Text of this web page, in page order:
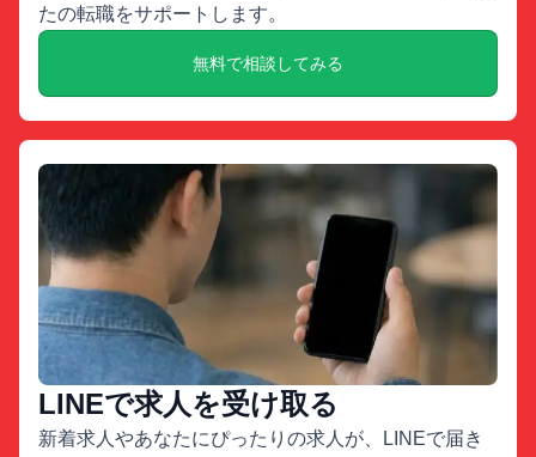
たの転職をサポートします。
無料で相談してみる
LINEで求人を受け取る
新着求人やあなたにぴったりの求人が、LINEで届き